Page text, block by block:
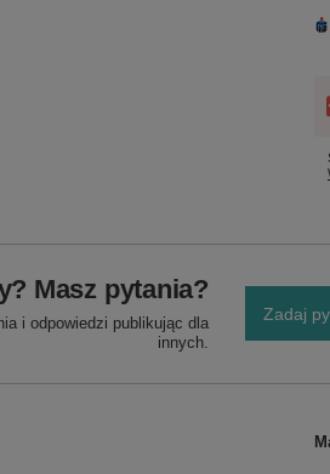
Masz pytania?
i odpowiedzi publikując dla
innych.
Zadaj